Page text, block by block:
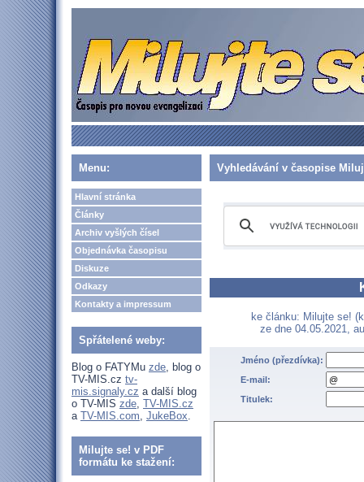
Menu:
Hlavní stránka
Články
Archiv vyšlých čísel
Objednávka časopisu
Diskuze
Odkazy
Kontakty a impressum
Spřátelené weby:
Blog o FATYMu zde, blog o
TV-MIS.cz tv-
mis.signaly.cz a další blog
o TV-MIS zde, TV-MIS.cz
a TV-MIS.com, JukeBox.
Milujte se! v PDF
formátu ke stažení:
Vyhledávání v časopise
ke článku: Milujte se!
ze dne 04.05.2021,
Jméno (přezdívka):
E-mail:
Titulek: